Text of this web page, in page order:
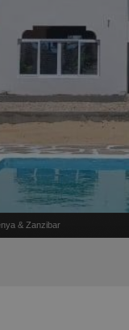
& Zanzibar